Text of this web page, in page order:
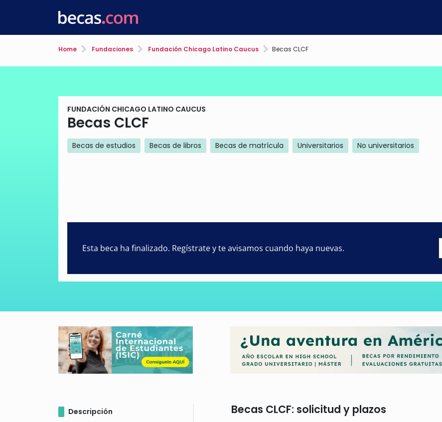
Home Fundaciones Fundación Chicago Latino Caucus Becas CLCF
FUNDACIÓN CHICAGO LATINO CAUCUS
Becas CLCF
Becas de estudios Becas de libros Becas de matrícula Universitarios No universitarios
Esta beca ha finalizado. Regístrate y te avisamos cuando haya nuevas.
Descripción
Becas CLCF: solicitud y plazos